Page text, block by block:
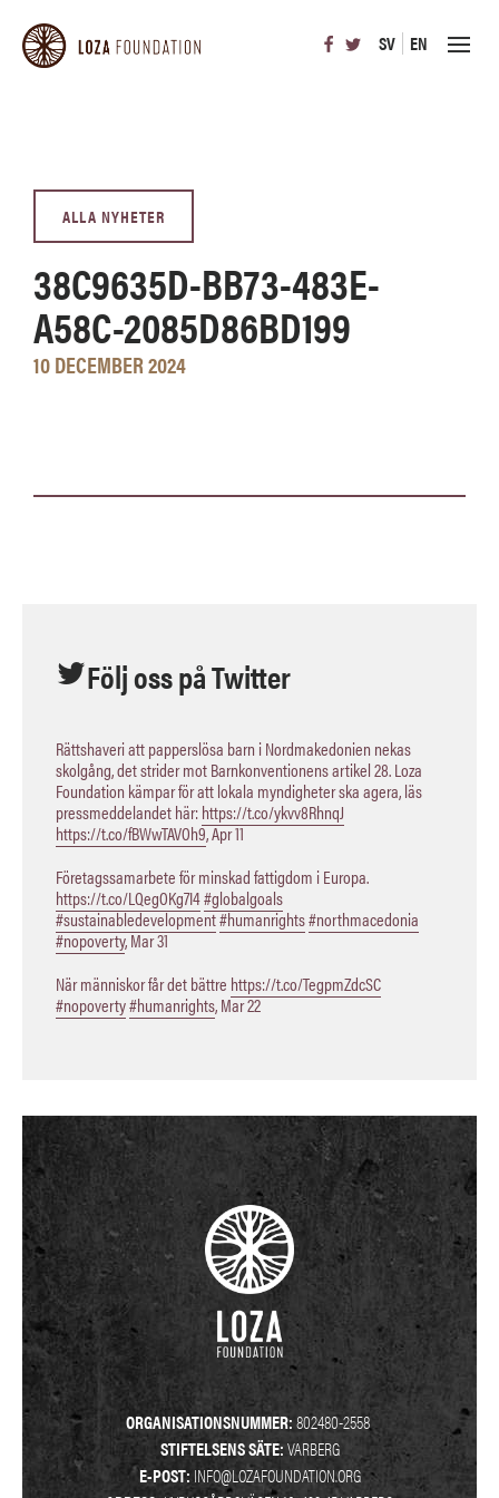
SV EN
ALLA NYHETER
38C9635D-BB73-483E-
A58C-2085D86BD199
10 DECEMBER 2024
Följ oss på Twitter
Rättshaveri att papperslösa barn i Nordmakedonien nekas
skolgång, det strider mot Barnkonventionens artikel 28. Loza
Foundation kämpar för att lokala myndigheter ska agera, läs
pressmeddelandet här:https://t.co/ykvv8RhnqJ
https://t.co/fBWwTAVOh9,Apr 11
Företagssamarbete för minskad fattigdom i Europa.
https://t.co/LQegOKg7I4#globalgoals
#sustainabledevelopment#humanrights#northmacedonia
#nopoverty,Mar 31
När människor får det bättre https://t.co/TegpmZdcSC
#nopoverty#humanrights,Mar 22
ORGANISATIONSNUMMER:802480-2558
STIFTELSENS SÄTE:VARBERG
E-POST: INFO@LOZAFOUNDATION.ORG